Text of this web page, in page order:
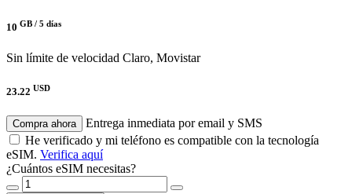
10 GB / 5 días
Sin límite de velocidad Claro, Movistar
23.22 USD
Compra ahora
Entrega inmediata por email y SMS
He verificado y mi teléfono es compatible con la tecnología
eSIM. Verifica aquí
¿Cuántos eSIM necesitas?